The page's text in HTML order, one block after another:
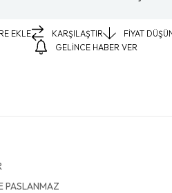
EKLE KARŞILAŞTIR
FIYAT
GELINCE HABER VER
PASLANMAZ